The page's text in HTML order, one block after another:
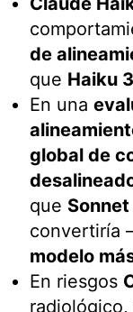
de
que Haiku
En una
global de
que
convertiría
modelo
En riesgos